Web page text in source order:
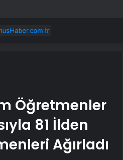
Öğretmenler
81 İlden
Ağırladı